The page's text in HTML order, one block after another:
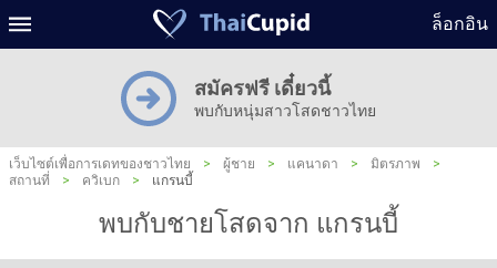
ล็อกอิน
สมัครฟรี เดี๋ยวนี้
พบกับหนุ่มสาวโสดชาวไทย
เว็บไซต์เพื่อการเดทของชาวไทย > ผู้ชาย > แคนาดา > มิตรภาพ
>
สถานที่
> ควิเบก > แกรนบี้
พบกับชายโสดจาก แกรนบี้